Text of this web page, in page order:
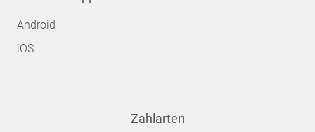
Android
iOS
Zahlarten